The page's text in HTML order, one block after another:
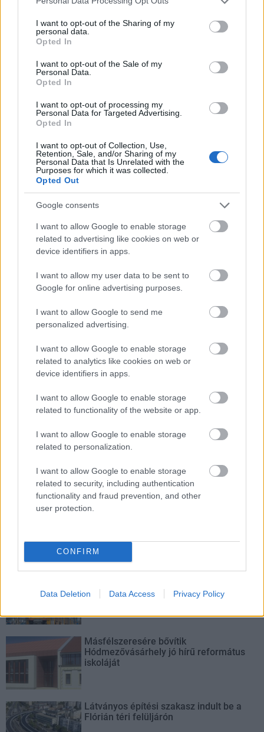
not limited to your visit or usage behaviour. You may click to
grant or deny consent to Google and its third-party tags to
use your data for below specified purposes in below Google
consent section.
I want to opt-out of the Sharing of my
personal data.
Opted In
I want to opt-out of the Sale of my
Personal Data.
Opted In
I want to opt-out of processing my
Personal Data for Targeted Advertising.
Opted In
I want to opt-out of Collection, Use,
Retention, Sale, and/or Sharing of my
Personal Data that Is Unrelated with the
Purposes for which it was collected.
Opted Out
Google consents
I want to allow Google to enable storage
related to advertising like cookies on web or
device identifiers in apps.
I want to allow my user data to be sent to
Google for online advertising purposes.
I want to allow Google to send me
personalized advertising.
I want to allow Google to enable storage
related to analytics like cookies on web or
device identifiers in apps.
I want to allow Google to enable storage
related to functionality of the website or app.
I want to allow Google to enable storage
related to personalization.
I want to allow Google to enable storage
related to security, including authentication
functionality and fraud prevention, and other
user protection.
CONFIRM
Data Deletion Data Access Privacy Policy
Az atomerőmű egyetlen hatása a környezetre, hogy a
Duna vizét némileg felmelegíti
műemlékfelújítás műemlék restaurálás
Történelmi táj, amelynek minden köve mesél –
megújul a tatai Angolkert
műemlékek, köztük a különleges Műromok, valamint a közeli
Várkanyarban álló Nepomuki Szent János híd és szobor is.
M1 bővítés: már zajlik a teljesen új
csomópont épül Angyalföldön
Másfélszeresére bővítik
Hódmezővásárhely jó hírű református
iskoláját
Látványos építési szakasz indult be a
Flórián téri felüljárón